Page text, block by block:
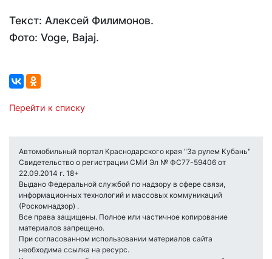
Текст: Алексей Филимонов.
Фото: Voge, Bajaj.
Перейти к списку
Автомобильный портал Краснодарского края "За рулем Кубань"
Свидетельство о регистрации СМИ Эл № ФС77-59406 от
22.09.2014 г. 18+
Выдано Федеральной службой по надзору в сфере связи,
информационных технологий и массовых коммуникаций
(Роскомнадзор) .
Все права защищены. Полное или частичное копирование
материалов запрещено.
При согласованном использовании материалов сайта
необходима ссылка на ресурс.